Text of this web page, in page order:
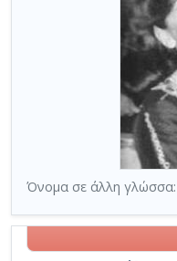
Όνομα σε άλλη γλώσσα: